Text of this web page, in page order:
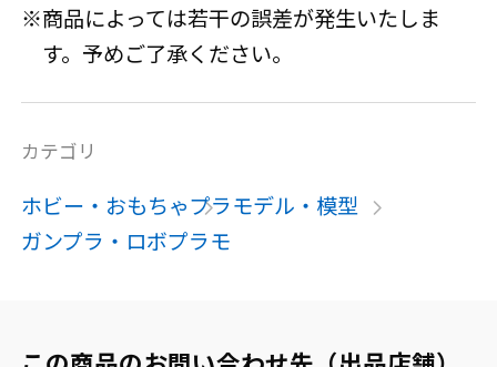
※商品によっては若干の誤差が発生いたしま
す。予めご了承ください。
カテゴリ
ホビー・おもちゃプラモデル・模型
ガンプラ・ロボプラモ